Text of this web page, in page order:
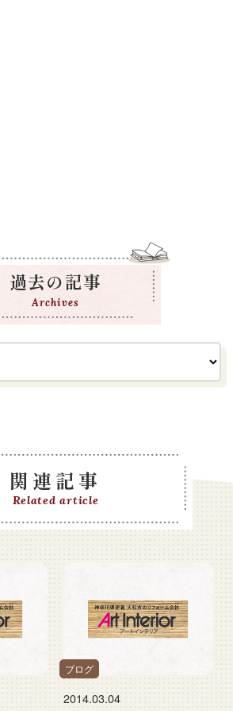
過去の記事
Archives
関連記事
Related article
ブログ
2014.03.04